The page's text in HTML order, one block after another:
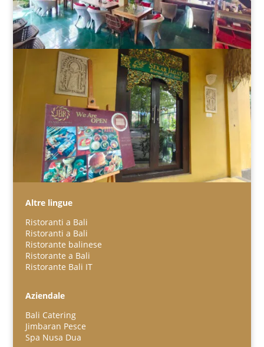
Altre lingue
Ristoranti a Bali
Ristoranti a Bali
Ristorante balinese
Ristorante a Bali
Ristorante Bali IT
Aziendale
Bali Catering
Jimbaran Pesce
Spa Nusa Dua